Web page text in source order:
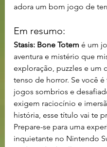
adora um bom jogo de
Em resumo:
Stasis: Bone Totem é um
aventura e mistério que
exploração, puzzles e um
tenso de horror. Se você é
jogos sombrios e
exigem raciocínio e
história, esse título vai te
Prepare-se para uma
inquietante no Nintendo